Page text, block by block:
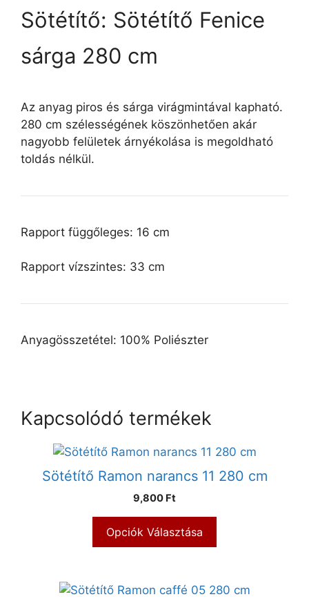
Sötétítő: Sötétítő Fenice
sárga 280 cm
Az anyag piros és sárga virágmintával kapható.
280 cm szélességének köszönhetően akár
nagyobb felületek árnyékolása is megoldható
toldás nélkül.
Rapport függőleges: 16 cm
Rapport vízszintes: 33 cm
Anyagösszetétel: 100% Poliészter
Kapcsolódó termékek
Sötétítő Ramon narancs 11 280 cm
9,800 Ft
Opciók Választása